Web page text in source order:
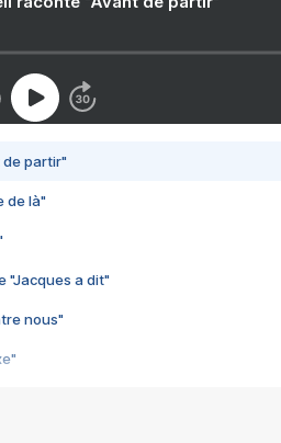
de partir"
de là"
"Jacques a dit"
nous"